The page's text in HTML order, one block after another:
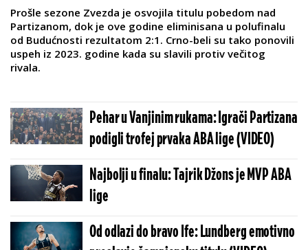
Prošle sezone Zvezda je osvojila titulu pobedom nad
Partizanom, dok je ove godine eliminisana u polufinalu
od Budućnosti rezultatom 2:1. Crno-beli su tako ponovili
uspeh iz 2023. godine kada su slavili protiv večitog
rivala.
Pehar u Vanjinim rukama: Igrači Partizana
podigli trofej prvaka ABA lige (VIDEO)
Najbolji u finalu: Tajrik Džons je MVP ABA
lige
Od odlazi do bravo Ife: Lundberg emotivno